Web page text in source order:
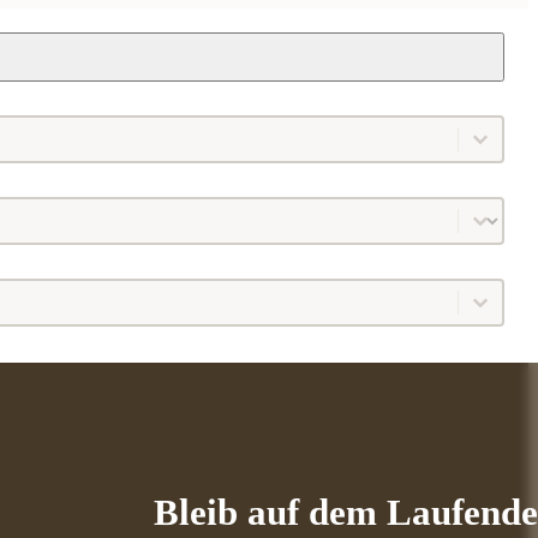
Bleib auf dem